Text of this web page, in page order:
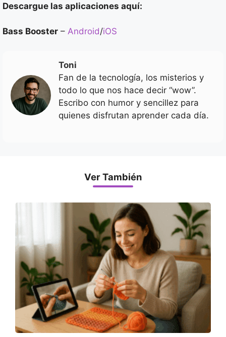
Descargue las aplicaciones aquí:
Bass Booster – Android/iOS
Toni
Fan de la tecnología, los misterios y
todo lo que nos hace decir “wow”.
Escribo con humor y sencillez para
quienes disfrutan aprender cada día.
Ver También